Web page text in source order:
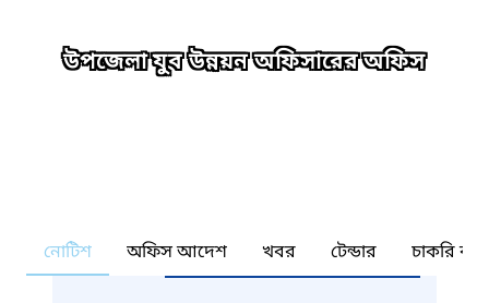
উপজেলা যুব উন্নয়ন অফিসারের অফিস
নোটিশ অফিস আদেশ খবর টেন্ডার চাকরি